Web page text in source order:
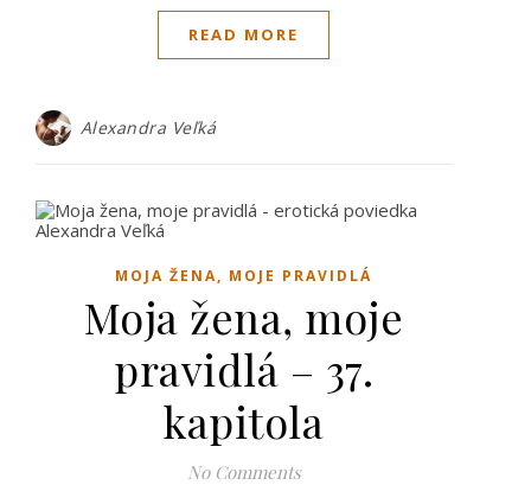
READ MORE
Alexandra Veľká
MOJA ŽENA, MOJE PRAVIDLÁ
Moja žena, moje
pravidlá – 37.
kapitola
No Comments